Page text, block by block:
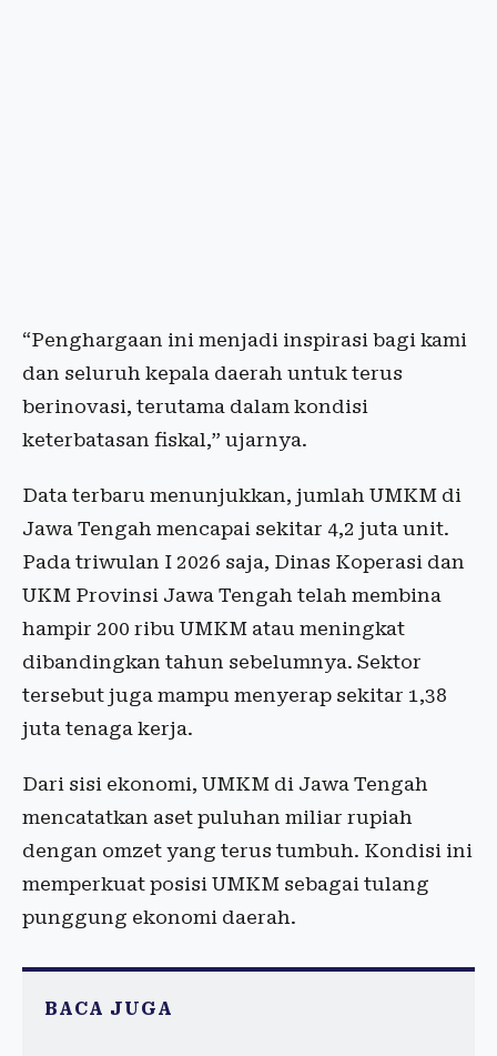
“Penghargaan ini menjadi inspirasi bagi kami
dan seluruh kepala daerah untuk terus
berinovasi, terutama dalam kondisi
keterbatasan fiskal,” ujarnya.
Data terbaru menunjukkan, jumlah UMKM di
Jawa Tengah mencapai sekitar 4,2 juta unit.
Pada triwulan I 2026 saja, Dinas Koperasi dan
UKM Provinsi Jawa Tengah telah membina
hampir 200 ribu UMKM atau meningkat
dibandingkan tahun sebelumnya. Sektor
tersebut juga mampu menyerap sekitar 1,38
juta tenaga kerja.
Dari sisi ekonomi, UMKM di Jawa Tengah
mencatatkan aset puluhan miliar rupiah
dengan omzet yang terus tumbuh. Kondisi ini
memperkuat posisi UMKM sebagai tulang
punggung ekonomi daerah.
BACA JUGA